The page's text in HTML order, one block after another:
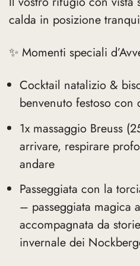
calda in posizione
✨ Momenti speciali
Cocktail natalizio &
benvenuto festoso con
1x massaggio Breuss
arrivare, respirare
andare
Passeggiata con la
– passeggiata magica
accompagnata da
invernale dei